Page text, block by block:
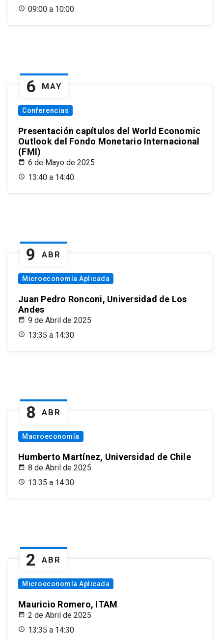
09:00 a 10:00
6 MAY
Conferencias
Presentación capítulos del World Economic
Outlook del Fondo Monetario Internacional
(FMI)
6 de Mayo de 2025
13:40 a 14:40
9 ABR
Microeconomía Aplicada
Juan Pedro Ronconi, Universidad de Los
Andes
9 de Abril de 2025
13:35 a 14:30
8 ABR
Macroeconomía
Humberto Martínez, Universidad de Chile
8 de Abril de 2025
13:35 a 14:30
2 ABR
Microeconomía Aplicada
Mauricio Romero, ITAM
2 de Abril de 2025
13:35 a 14:30